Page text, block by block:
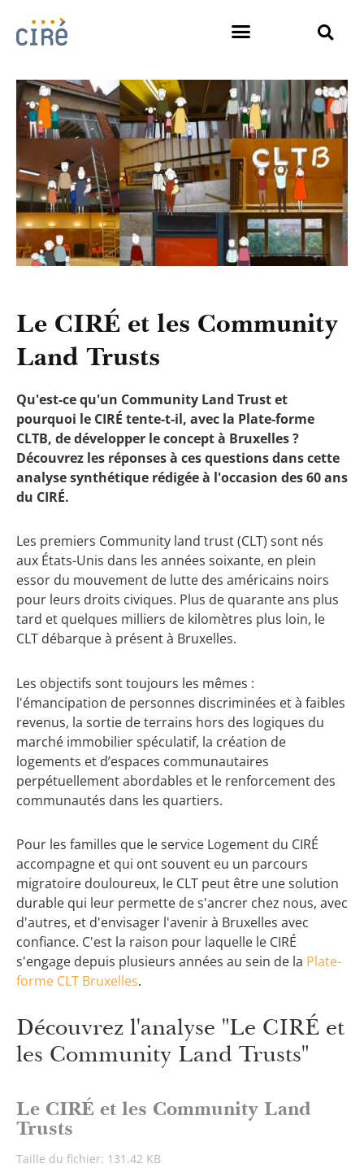
Le CIRÉ et les Community
Land Trusts
Qu'est-ce qu'un Community Land Trust et
pourquoi le CIRÉ tente-t-il, avec la Plate-forme
CLTB, de développer le concept à Bruxelles ?
Découvrez les réponses à ces questions dans cette
analyse synthétique rédigée à l'occasion des 60 ans
du CIRÉ.
Les premiers Community land trust (CLT) sont nés
aux États-Unis dans les années soixante, en plein
essor du mouvement de lutte des américains noirs
pour leurs droits civiques. Plus de quarante ans plus
tard et quelques milliers de kilomètres plus loin, le
CLT débarque à présent à Bruxelles.
Les objectifs sont toujours les mêmes :
l'émancipation de personnes discriminées et à faibles
revenus, la sortie de terrains hors des logiques du
marché immobilier spéculatif, la création de
logements et d’espaces communautaires
perpétuellement abordables et le renforcement des
communautés dans les quartiers.
Pour les familles que le service Logement du CIRÉ
accompagne et qui ont souvent eu un parcours
migratoire douloureux, le CLT peut être une solution
durable qui leur permette de s'ancrer chez nous, avec
d'autres, et d'envisager l'avenir à Bruxelles avec
confiance. C'est la raison pour laquelle le CIRÉ
s'engage depuis plusieurs années au sein de la Plate-
forme CLT Bruxelles.
Découvrez l'analyse "Le CIRÉ et
les Community Land Trusts"
Le CIRÉ et les Community Land
Trusts
Taille du fichier: 131.42 KB